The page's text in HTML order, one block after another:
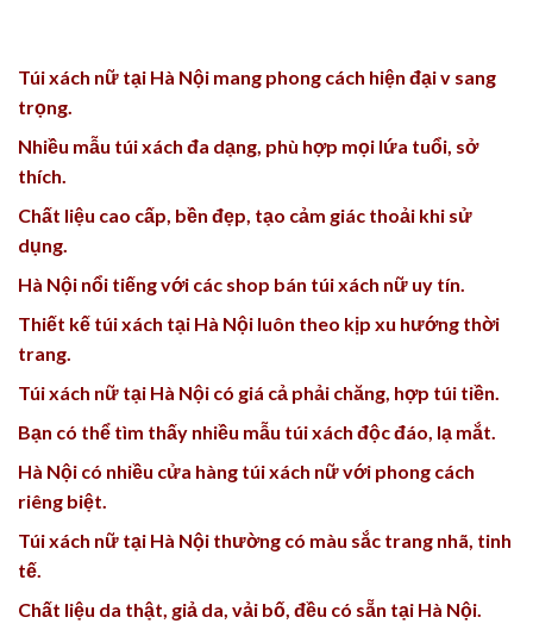
Túi xách nữ tại Hà Nội mang phong cách hiện đại v sang
trọng.
Nhiều mẫu túi xách đa dạng, phù hợp mọi lứa tuổi, sở
thích.
Chất liệu cao cấp, bền đẹp, tạo cảm giác thoải khi sử
dụng.
Hà Nội nổi tiếng với các shop bán túi xách nữ uy tín.
Thiết kế túi xách tại Hà Nội luôn theo kịp xu hướng thời
trang.
Túi xách nữ tại Hà Nội có giá cả phải chăng, hợp túi tiền.
Bạn có thể tìm thấy nhiều mẫu túi xách độc đáo, lạ mắt.
Hà Nội có nhiều cửa hàng túi xách nữ với phong cách
riêng biệt.
Túi xách nữ tại Hà Nội thường có màu sắc trang nhã, tinh
tế.
Chất liệu da thật, giả da, vải bố, đều có sẵn tại Hà Nội.